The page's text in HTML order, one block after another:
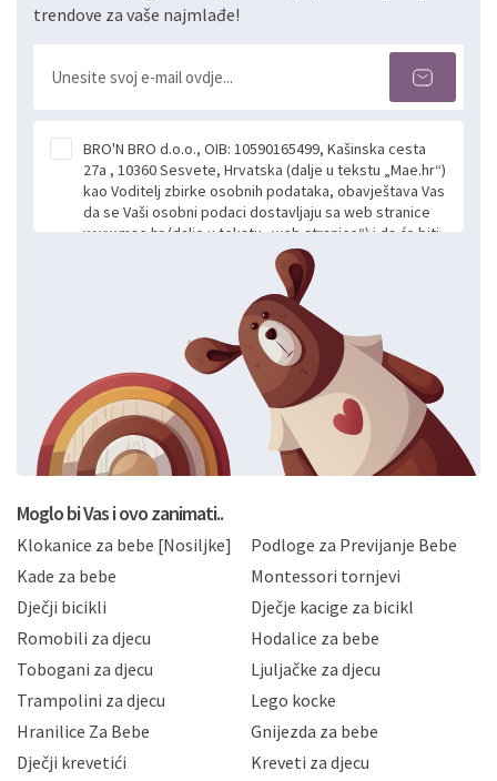
trendove za vaše najmlađe!
BRO'N BRO d.o.o., OIB: 10590165499, Kašinska cesta
27a , 10360 Sesvete, Hrvatska (dalje u tekstu „Mae.hr“)
kao Voditelj zbirke osobnih podataka, obavještava Vas
da se Vaši osobni podaci dostavljaju sa web stranice
www.mae.hr (dalje u tekstu „web stranice“) i da će biti
obrađeni. Prihvaćanjem ove Izjave smatra se da
slobodno i izričito dajete privolu za prikupljanje i daljnju
obradu Vaših osobnih podataka koje ustupate Mae.hr
putem ovih web stranica u svrhu odgovora i daljnje
komunikacije na Vaš upit poslan kroz kontakt obrazac.
Radi se o dobrovoljnom davanju podataka te ovu
Izjavu niste dužni prihvatiti odnosno niste dužni unositi
svoje osobne podatke u jednu od prijavnih
formi/obrazaca dostupnih na ovim web stranicama.
BRO'N BRO d.o.o. će s Vašim osobnim podacima
postupati sukladno Općoj uredbi o zaštiti podataka
privatnosti i kolačića koju možete pročitati ovdje i
Hrvatske, a uvijek uz primjenu odgovarajućih tehničkih i
sigurnosnih mjera zaštite osobnih podataka od
neovlaštenog pristupa, zlouporabe, otkrivanja,
gubitka ili uništenja. Mae.hr štiti privatnost svojih
korisnika i posjetitelja web stranica, čuva povjerljivost
Vaših osobnih podataka te omogućava pristup i
priopćavanje osobnih podataka samo onim svojim
zaposlenicima kojima su isti potrebni radi provedbe
slučajevima koji su dozvoljeni zakonima. Napominjemo
da možete u svako doba, u potpunosti ili djelomice,
Moglo bi Vas i ovo zanimati..
Klokanice za bebe [Nosiljke]
Podloge za Previjanje Bebe
Kade za bebe
Montessori tornjevi
Dječji bicikli
Dječje kacige za bicikl
Romobili za djecu
Hodalice za bebe
Tobogani za djecu
Ljuljačke za djecu
Trampolini za djecu
Lego kocke
Hranilice Za Bebe
Gnijezda za bebe
Dječji krevetići
Kreveti za djecu